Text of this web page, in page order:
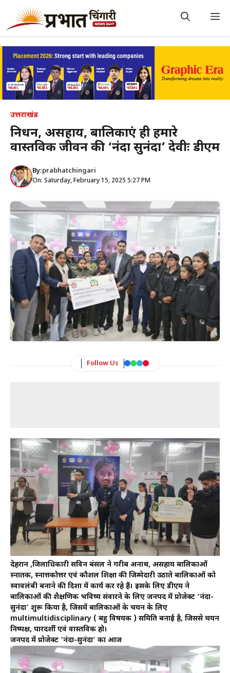
content
उत्तराखंड
निर्धन, असहाय, बालिकाएं ही हमारे
वास्तविक जीवन की ‘नंदा सुनंदा’ देवीः डीएम
By:prabhatchingari
On: Saturday, February 15, 2025 5:27 PM
Follow Us
देहरादून ,जिलाधिकारी सविन बंसल ने गरीब अनाथ, असहाय बालिकाओं
स्नातक, स्नात्तकोत्तर एवं कौशल शिक्षा की जिम्मेदारी उठाते बालिकाओं को
स्वावलंबी बनाने की दिशा में कार्य कर रहे हैं। इसके लिए डीएम ने
बालिकाओं की शैक्षणिक भविष्य संवारने के लिए जनपद में प्रोजेक्ट ‘नंदा-
सुनंदा’ शुरू किया है, जिसमें बालिकाओं के चयन के लिए
multimultidisciplinary ( बहु विषयक ) समिति बनाई है, जिससे चयन
निष्पक्ष, पारदर्शी एवं वास्तविक हो।
जनपद में प्रोजेक्ट ‘नंदा-सुनंदा’ का आज